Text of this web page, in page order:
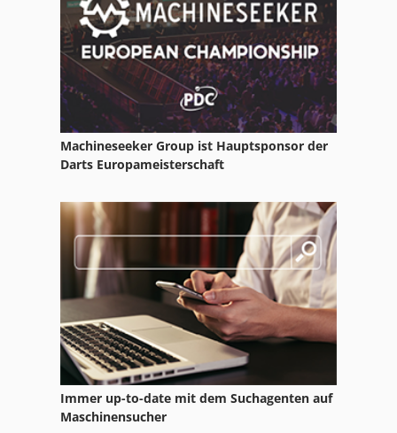
Machineseeker Group ist Hauptsponsor der
Darts Europameisterschaft
Immer up-to-date mit dem Suchagenten auf
Maschinensucher